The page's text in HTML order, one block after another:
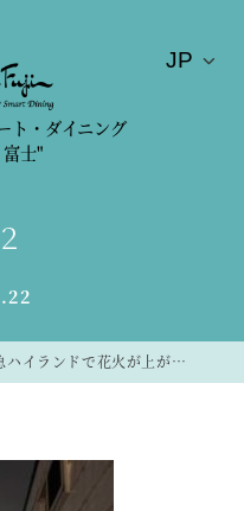
ト・ダイニング
士"
イランドで花火が上がりました！